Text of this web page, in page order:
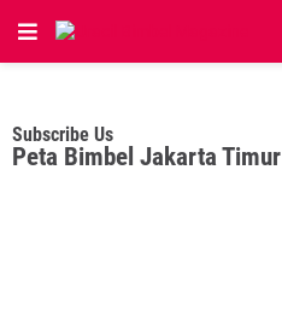
Subscribe Us
Peta Bimbel Jakarta Timur